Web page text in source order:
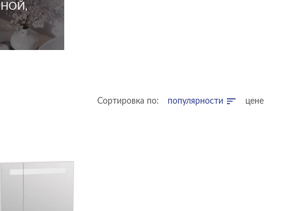
Сортировка по: популярности цене